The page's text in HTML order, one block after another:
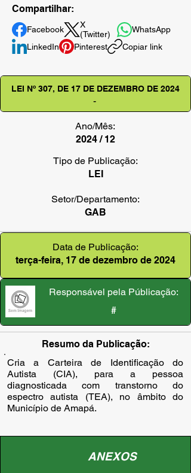
Compartilhar:
Facebook
X
(Twitter)
WhatsApp
LinkedIn
Pinterest Copiar link
LEI Nº 307, DE 17 DE DEZEMBRO DE 2024
-
Ano/Mês:
2024 / 12
Tipo de Publicação:
LEI
Setor/Departamento:
GAB
Data de Publicação:
terça-feira, 17 de dezembro de 2024
Responsável pela Públicação:
#
Resumo da Publicação:
Cria a Carteira de Identificação do
Autista (CIA), para a pessoa
diagnosticada com transtorno do
espectro autista (TEA), no âmbito do
Município de Amapá.
ANEXOS